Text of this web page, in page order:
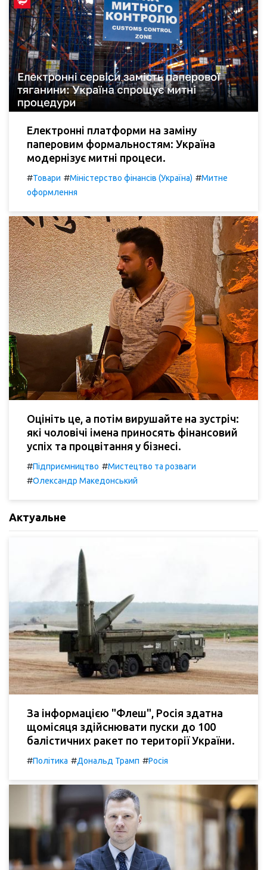
Електронні платформи на заміну
паперовим формальностям: Україна
модернізує митні процеси.
#Товари #Міністерство фінансів (Україна) #Митне
оформлення
Оцініть це, а потім вирушайте на зустріч:
які чоловічі імена приносять фінансовий
успіх та процвітання у бізнесі.
#Підприємництво #Мистецтво та розваги
#Олександр Македонський
Актуальне
За інформацією "Флеш", Росія здатна
щомісяця здійснювати пуски до 100
балістичних ракет по території України.
#Політика #Дональд Трамп #Росія